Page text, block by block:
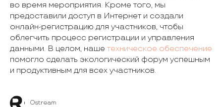
во время мероприятия. Кроме того, мы
предоставили доступ в Интернет и создали
онлайн-регистрацию для участников, чтобы
облегчить процесс регистрации и управления
данными. В целом, наше техническое обеспечение
помогло сделать экологический форум успешным
и продуктивным для всех участников.
Ostream